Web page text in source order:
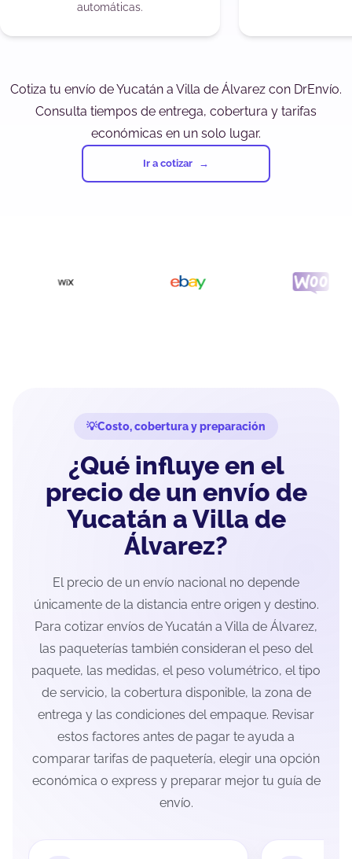
automáticas.
Cotiza tu envío de Yucatán a Villa de Álvarez con DrEnvío.
Consulta tiempos de entrega, cobertura y tarifas
económicas en un solo lugar.
Ir a cotizar
Costo, cobertura y preparación
¿Qué influye en el
precio de un envío de
Yucatán a Villa de
Álvarez?
El precio de un envío nacional no depende
únicamente de la distancia entre origen y destino.
Para cotizar envíos de Yucatán a Villa de Álvarez,
las paqueterías también consideran el peso del
paquete, las medidas, el peso volumétrico, el tipo
de servicio, la cobertura disponible, la zona de
entrega y las condiciones del empaque. Revisar
estos factores antes de pagar te ayuda a
comparar tarifas de paquetería, elegir una opción
económica o express y preparar mejor tu guía de
envío.